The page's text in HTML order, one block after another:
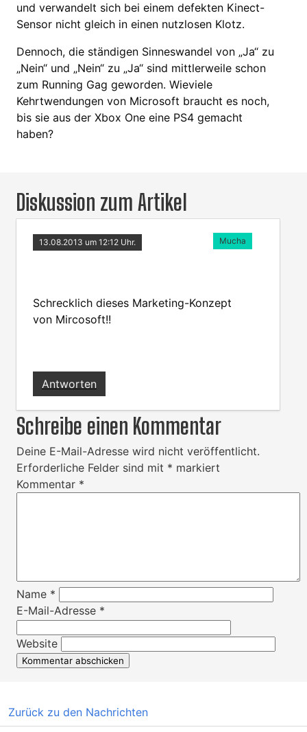
und verwandelt sich bei einem defekten Kinect-
Sensor nicht gleich in einen nutzlosen Klotz.
Dennoch, die ständigen Sinneswandel von „Ja“ zu
„Nein“ und „Nein“ zu „Ja“ sind mittlerweile schon
zum Running Gag geworden. Wieviele
Kehrtwendungen von Microsoft braucht es noch,
bis sie aus der Xbox One eine PS4 gemacht
haben?
Diskussion zum Artikel
13.08.2013 um 12:12 Uhr. Mucha
Schrecklich dieses Marketing-Konzept
von Mircosoft!!
Antworten
Schreibe einen Kommentar
Deine E-Mail-Adresse wird nicht veröffentlicht.
Erforderliche Felder sind mit * markiert
Kommentar *
Name *
E-Mail-Adresse *
Website
Zurück zu den Nachrichten